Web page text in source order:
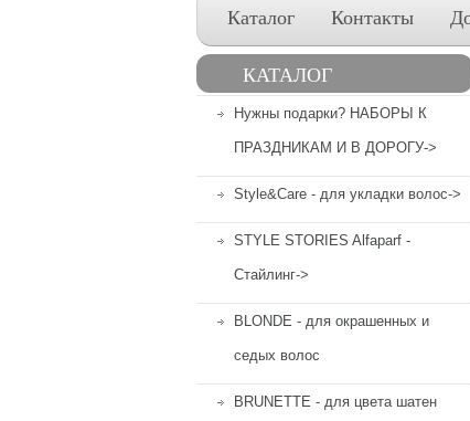
Каталог Контакты
КАТАЛОГ
Нужны подарки? НАБОРЫ К
ПРАЗДНИКАМ И В ДОРОГУ->
Style&Care - для укладки волос->
STYLE STORIES Alfaparf -
Стайлинг->
BLONDE - для окрашенных и
седых волос
BRUNETTE - для цвета шатен